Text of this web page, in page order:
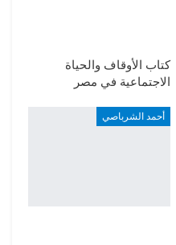
كتاب الأوقاف والحياة
الاجتماعية في مصر
أحمد الشرباصي